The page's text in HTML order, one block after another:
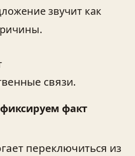
звучит как
связи.
факт
переключиться из